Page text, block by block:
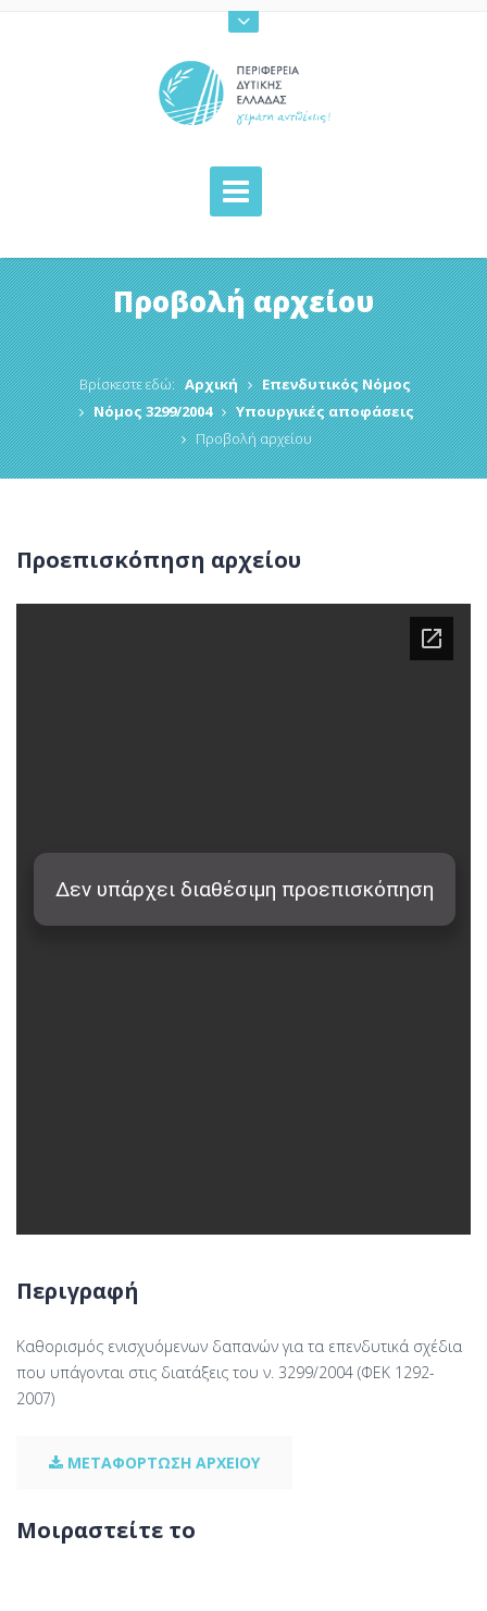
Προβολή αρχείου
Βρίσκεστε εδώ: Αρχική
Επενδυτικός Νόμος
Νόμος 3299/2004
Υπουργικές αποφάσεις
Προβολή αρχείου
Προεπισκόπηση αρχείου
Περιγραφή
Καθορισμός ενισχυόμενων δαπανών για τα επενδυτικά σχέδια
που υπάγονται στις διατάξεις του ν. 3299/2004 (ΦΕΚ 1292-
2007)
ΜΕΤΑΦΟΡΤΩΣΗ ΑΡΧΕΙΟΥ
Μοιραστείτε το